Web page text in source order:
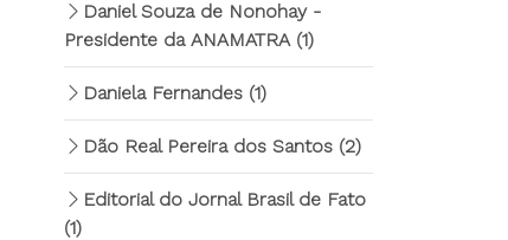
Daniel Souza de Nonohay -
Presidente da ANAMATRA (1)
Daniela Fernandes (1)
Dão Real Pereira dos Santos (2)
Editorial do Jornal Brasil de Fato
(1)